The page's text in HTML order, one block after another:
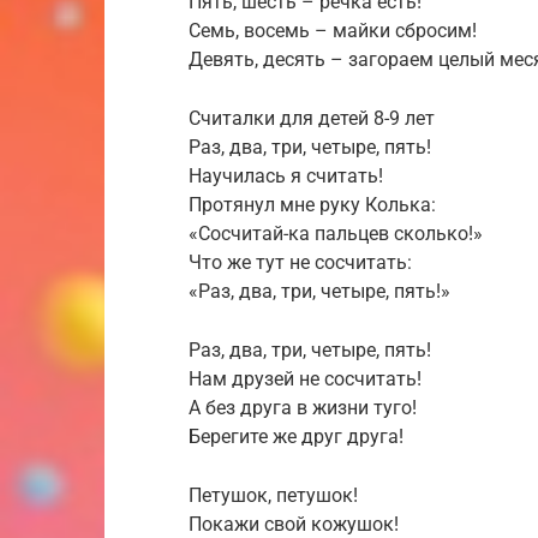
Семь, восемь – майки сбросим!
Девять, десять – загораем целый
Считалки для детей 8-9 лет
Раз, два, три, четыре, пять!
Научилась я считать!
Протянул мне руку Колька:
«Сосчитай-ка пальцев сколько!»
Что же тут не сосчитать:
«Раз, два, три, четыре, пять!»
Раз, два, три, четыре, пять!
Нам друзей не сосчитать!
А без друга в жизни туго!
Берегите же друг друга!
Петушок, петушок!
Покажи свой кожушок!